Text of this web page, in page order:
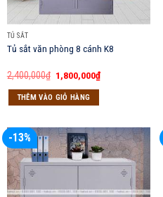
TỦ SẮT
Tủ sắt văn phòng 8 cánh K8
2,400,000₫ Giá
gốc
là:
2,400,000₫.
1,800,000₫Giá
hiện
THÊM VÀO GIỎ HÀNG
-13%